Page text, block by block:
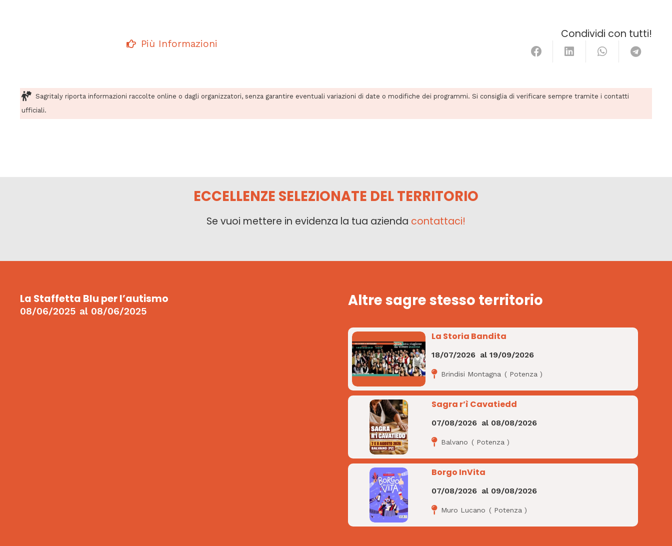
Più Informazioni
Condividi con tutti!
Sagritaly riporta informazioni raccolte online o dagli organizzatori, senza garantire eventuali variazioni di date o modifiche dei programmi. Si consiglia di verificare sempre tramite i contatti
ufficiali.
ECCELLENZE SELEZIONATE DEL TERRITORIO
Se vuoi mettere in evidenza la tua azienda contattaci!
La Staffetta Blu per l’autismo
08/06/2025 al 08/06/2025
Altre sagre stesso territorio
La Storia Bandita
18/07/2026 al19/09/2026
Brindisi Montagna ( Potenza )
Sagra r’ì Cavatiedd
07/08/2026 al 08/08/2026
Balvano ( Potenza )
Borgo InVita
07/08/2026 al 09/08/2026
Muro Lucano ( Potenza )